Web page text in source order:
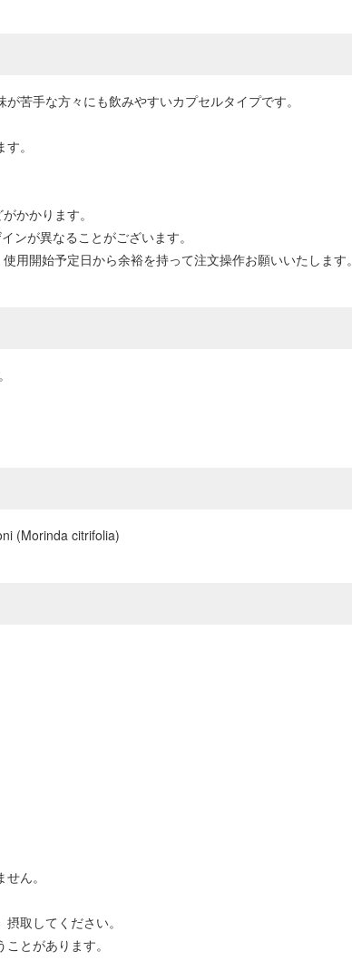
苦手な方々にも飲みやすいカプセルタイプです。
。
かかります。
ンが異なることがございます。
用開始予定日から余裕を持って注文操作お願いいたします。
(Morinda citrifolia)
ん。
取してください。
とがあります。